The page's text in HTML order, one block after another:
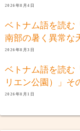
2026年8月4日
ベトナム語を読む
南部の暑く異常な
2026年8月3日
ベトナム語を読む
リエン公園）」そ
2026年8月1日